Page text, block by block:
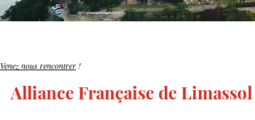
Venez nous rencontrer !
Alliance Française de Limassol